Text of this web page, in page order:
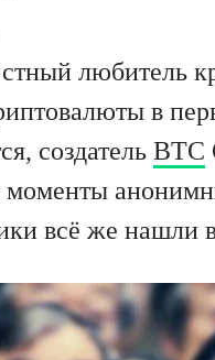
любитель
в
создатель BTC
моменты
всё же нашли